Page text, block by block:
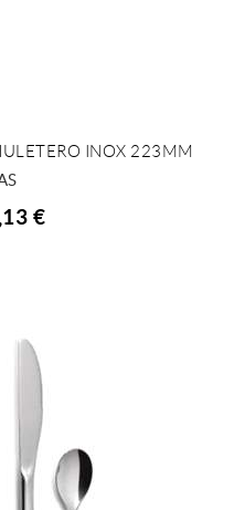
INOX 223MM
€